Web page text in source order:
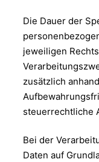
Die Dauer der
jeweiligen
zusätzlich
steuerrechtliche
Bei der
Daten auf